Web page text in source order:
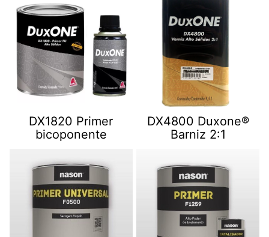
DX1820 Primer
bicoponente
DX4800 Duxone®
Barniz 2:1